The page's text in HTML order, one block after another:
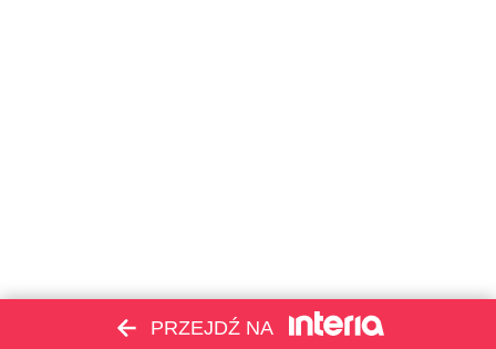
PRZEJDŹ NA